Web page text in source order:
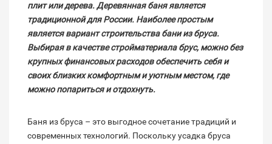
плит или дерева. Деревянная баня является
традиционной для России. Наиболее простым
является вариант строительства бани из бруса.
Выбирая в качестве стройматериала брус, можно без
крупных финансовых расходов обеспечить себя и
своих близких комфортным и уютным местом, где
можно попариться и отдохнуть.
Баня из бруса – это выгодное сочетание традиций и
современных технологий. Поскольку усадка бруса